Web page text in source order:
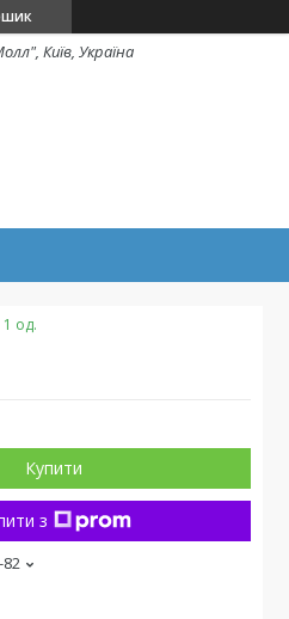
Київ, Україна
1 од.
Купити
з
82